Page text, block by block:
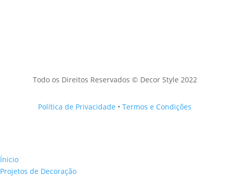
Todo os Direitos Reservados © Decor Style 2022
Política de Privacidade •Termos e Condições
Ínicio
Projetos de Decoração